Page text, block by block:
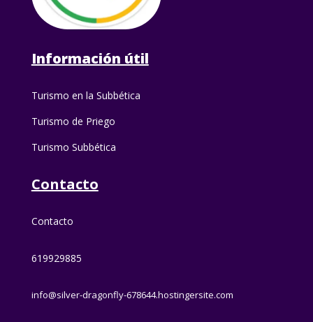
Información útil
Turismo en la Subbética
Turismo de Priego
Turismo Subbética
Contacto
Contacto
619929885
info@silver-dragonfly-678644.hostingersite.com